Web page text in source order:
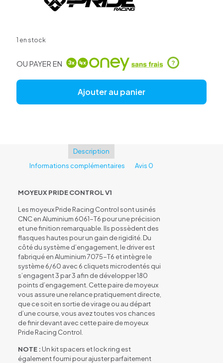
1 en stock
OU PAYER EN ?
Ajouter au panier
Description
Informations complémentaires
Avis 0
MOYEUX PRIDE CONTROL V1
Les moyeux Pride Racing Control sont usinés
CNC en Aluminium 6061-T6 pour une précision
et une finition remarquable. Ils possèdent des
flasques hautes pour un gain de rigidité. Du
côté du système d’engagement, le driver est
fabriqué en Aluminium 7075-T6 et intègre le
système 6/60 avec 6 cliquets microdentés qui
s’engagent 3 par 3 afin de développer 180
points d’engagement. Cette paire de moyeux
vous assure une relance pratiquement directe,
que ce soit en sortie de virage ou au départ
d’une course, vous avez toutes vos chances
de finir devant avec cette paire de moyeux
Pride Racing Control.
NOTE : Un kit spacers et lock ring est
également fourni pour ajuster parfaitement